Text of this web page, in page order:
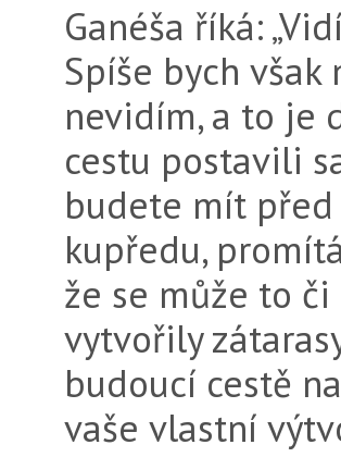
Ganéša říká:
Spíše bych
nevidím, a to je
cestu postavili
budete mít před
kupředu,
že se může to
vytvořily
budoucí cestě
vaše vlastní